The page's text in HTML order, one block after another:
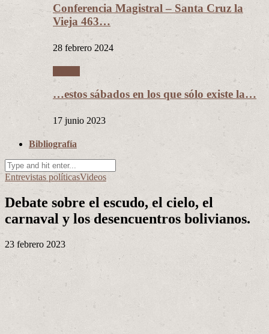
Conferencia Magistral – Santa Cruz la
Vieja 463…
28 febrero 2024
…estos sábados en los que sólo existe la…
17 junio 2023
Bibliografía
Entrevistas políticasVideos
Debate sobre el escudo, el cielo, el
carnaval y los desencuentros bolivianos.
23 febrero 2023